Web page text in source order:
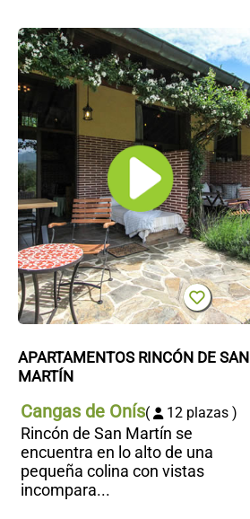
APARTAMENTOS RINCÓN DE SAN
MARTÍN
Cangas de Onís( 12 plazas )
Rincón de San Martín se
encuentra en lo alto de una
pequeña colina con vistas
incompara...